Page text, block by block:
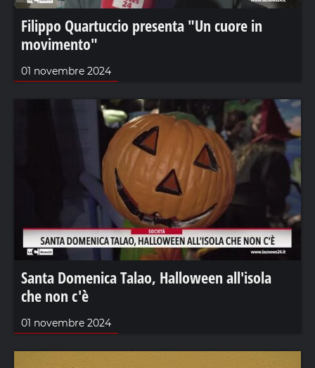
Filippo Quartuccio presenta "Un cuore in
movimento"
01 novembre 2024
Santa Domenica Talao, Halloween all'isola
che non c'è
01 novembre 2024